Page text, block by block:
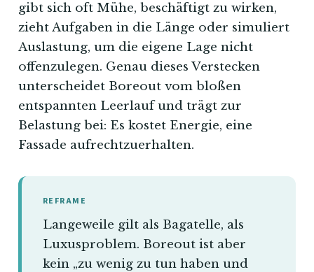
gibt sich oft Mühe, beschäftigt zu wirken,
zieht Aufgaben in die Länge oder simuliert
Auslastung, um die eigene Lage nicht
offenzulegen. Genau dieses Verstecken
unterscheidet Boreout vom bloßen
entspannten Leerlauf und trägt zur
Belastung bei: Es kostet Energie, eine
Fassade aufrechtzuerhalten.
REFRAME
Langeweile gilt als Bagatelle, als
Luxusproblem. Boreout ist aber
kein „zu wenig zu tun haben und